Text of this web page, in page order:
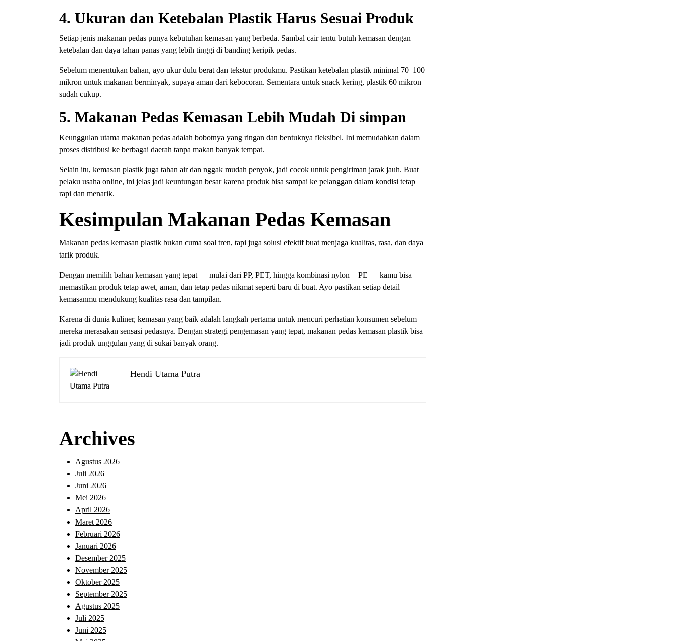
4. Ukuran dan Ketebalan Plastik Harus Sesuai Produk
Setiap jenis makanan pedas punya kebutuhan kemasan yang berbeda. Sambal cair tentu butuh kemasan dengan
ketebalan dan daya tahan panas yang lebih tinggi di banding keripik pedas.
Sebelum menentukan bahan, ayo ukur dulu berat dan tekstur produkmu. Pastikan ketebalan plastik minimal 70–100
mikron untuk makanan berminyak, supaya aman dari kebocoran. Sementara untuk snack kering, plastik 60 mikron
sudah cukup.
5. Makanan Pedas Kemasan Lebih Mudah Di simpan
Keunggulan utama makanan pedas adalah bobotnya yang ringan dan bentuknya fleksibel. Ini memudahkan dalam
proses distribusi ke berbagai daerah tanpa makan banyak tempat.
Selain itu, kemasan plastik juga tahan air dan nggak mudah penyok, jadi cocok untuk pengiriman jarak jauh. Buat
pelaku usaha online, ini jelas jadi keuntungan besar karena produk bisa sampai ke pelanggan dalam kondisi tetap
rapi dan menarik.
Kesimpulan Makanan Pedas Kemasan
Makanan pedas kemasan plastik bukan cuma soal tren, tapi juga solusi efektif buat menjaga kualitas, rasa, dan daya
tarik produk.
Dengan memilih bahan kemasan yang tepat — mulai dari PP, PET, hingga kombinasi nylon + PE — kamu bisa
memastikan produk tetap awet, aman, dan tetap pedas nikmat seperti baru di buat. Ayo pastikan setiap detail
kemasanmu mendukung kualitas rasa dan tampilan.
Karena di dunia kuliner, kemasan yang baik adalah langkah pertama untuk mencuri perhatian konsumen sebelum
mereka merasakan sensasi pedasnya. Dengan strategi pengemasan yang tepat, makanan pedas kemasan plastik bisa
jadi produk unggulan yang di sukai banyak orang.
Hendi Utama Putra
Archives
Agustus 2026
Juli 2026
Juni 2026
Mei 2026
April 2026
Maret 2026
Februari 2026
Januari 2026
Desember 2025
November 2025
Oktober 2025
September 2025
Agustus 2025
Juli 2025
Juni 2025